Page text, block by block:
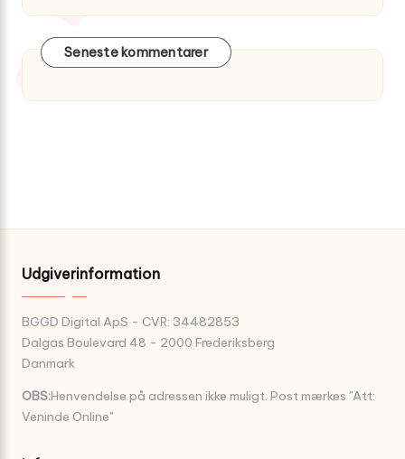
Seneste kommentarer
Udgiverinformation
BGGD Digital ApS - CVR: 34482853
Dalgas Boulevard 48 - 2000 Frederiksberg
Danmark
OBS:Henvendelse på adressen ikke muligt. Post mærkes "Att:
Veninde Online"